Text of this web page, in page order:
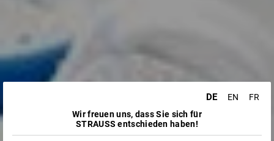
DE EN
FR
Wir freuen uns, dass Sie sich für
STRAUSS entschieden haben!